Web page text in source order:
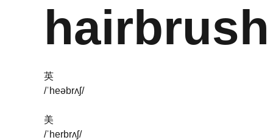
hairbrush
英
/ˈheəbrʌʃ/
美
/ˈherbrʌʃ/